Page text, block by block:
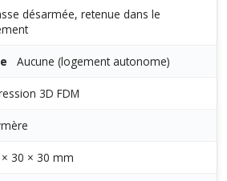
désarmée, retenue dans le
Aucune (logement autonome)
3D FDM
30 × 30 mm